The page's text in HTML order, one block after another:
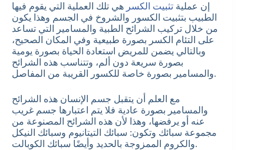
إن عملية تثبيت الكسر هي تلك العملية التي يقوم فيها
الطبيب بتثبيت الكسور والشروخ في الجسم وهذا يكون
من خلال تركيب الشرائح الطبية والمسامير التي تساعد
على التئام الكسر بصورة طبيعية وفي المكان الصحيح،
وبالتالي يضمن للمريض استعادة الحياة بصورة يومية
بصورة سريعة دون ألم، وتتناسب هذه الشرائح
والمسامير بصورة خاصة للكسور القريبة من المفاصل.
مع العلم أن يتقبل جسم الإنسان هذه الشرائح
والمسامير بصورة عادية فلا يتم اعتبارها جسم غريب
عنه أو يرفضها، وهذا لأن هذه الشرائح المصنوعة من
مجموعة سبائك وتكون: سبائك التيتانيوم وسبائك النيكل
والكروم الممزوجة بالحديد وأيضًا سبائك الكوبالت.